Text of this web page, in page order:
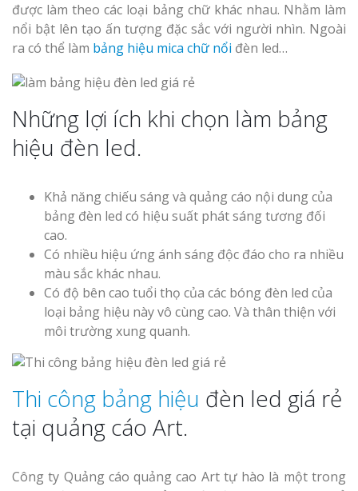
được làm theo các loại bảng chữ khác nhau. Nhằm làm
nổi bật lên tạo ấn tượng đặc sắc với người nhìn. Ngoài
ra có thể làm bảng hiệu mica chữ nổi đèn led…
Những lợi ích khi chọn làm bảng
hiệu đèn led.
Khả năng chiếu sáng và quảng cáo nội dung của
bảng đèn led có hiệu suất phát sáng tương đối
cao.
Có nhiều hiệu ứng ánh sáng độc đáo cho ra nhiều
màu sắc khác nhau.
Có độ bên cao tuổi thọ của các bóng đèn led của
loại bảng hiệu này vô cùng cao. Và thân thiện với
môi trường xung quanh.
Thi công bảng hiệu đèn led giá rẻ
tại quảng cáo Art.
Công ty Quảng cáo quảng cao Art tự hào là một trong